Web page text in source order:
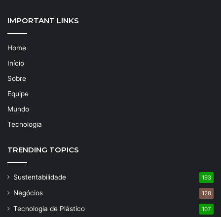
IMPORTANT LINKS
Home
Início
Sobre
Equipe
Mundo
Tecnologia
TRENDING TOPICS
Sustentabilidade 193
Negócios 128
Tecnologia de Plástico 107